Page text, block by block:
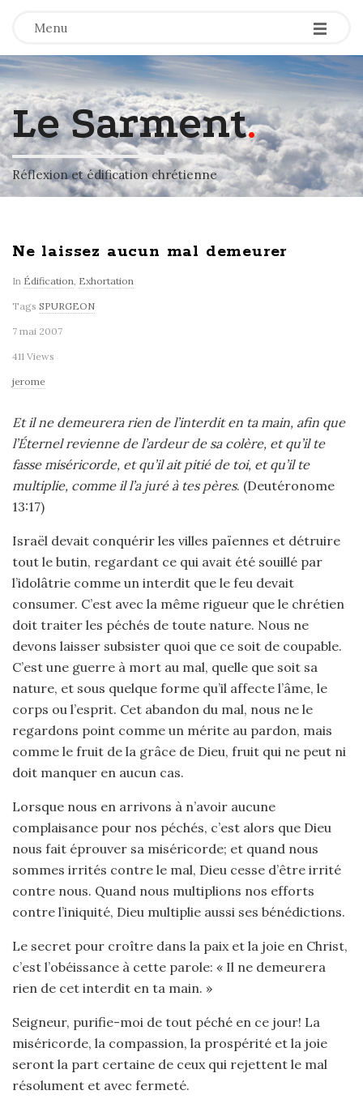
Menu -
-
-
Le Sarment.
Réflexion et édification chrétienne
Ne laissez aucun mal demeurer
In Édification, Exhortation
Tags SPURGEON
7 mai 2007
411 Views
jerome
Et il ne demeurera rien de l’interdit en ta main, afin que
l’Éternel revienne de l’ardeur de sa colère, et qu’il te
fasse miséricorde, et qu’il ait pitié de toi, et qu’il te
multiplie, comme il l’a juré à tes pères. (Deutéronome
13:17)
Israël devait conquérir les villes païennes et détruire
tout le butin, regardant ce qui avait été souillé par
l’idolâtrie comme un interdit que le feu devait
consumer. C’est avec la même rigueur que le chrétien
doit traiter les péchés de toute nature. Nous ne
devons laisser subsister quoi que ce soit de coupable.
C’est une guerre à mort au mal, quelle que soit sa
nature, et sous quelque forme qu’il affecte l’âme, le
corps ou l’esprit. Cet abandon du mal, nous ne le
regardons point comme un mérite au pardon, mais
comme le fruit de la grâce de Dieu, fruit qui ne peut ni
doit manquer en aucun cas.
Lorsque nous en arrivons à n’avoir aucune
complaisance pour nos péchés, c’est alors que Dieu
nous fait éprouver sa miséricorde; et quand nous
sommes irrités contre le mal, Dieu cesse d’être irrité
contre nous. Quand nous multiplions nos efforts
contre l’iniquité, Dieu multiplie aussi ses bénédictions.
Le secret pour croître dans la paix et la joie en Christ,
c’est l’obéissance à cette parole: « Il ne demeurera
rien de cet interdit en ta main. »
Seigneur, purifie-moi de tout péché en ce jour! La
miséricorde, la compassion, la prospérité et la joie
seront la part certaine de ceux qui rejettent le mal
résolument et avec fermeté.